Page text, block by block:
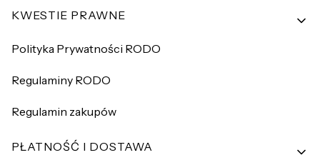
KWESTIE PRAWNE
Polityka Prywatności RODO
Regulaminy RODO
Regulamin zakupów
PŁATNOŚĆ I DOSTAWA